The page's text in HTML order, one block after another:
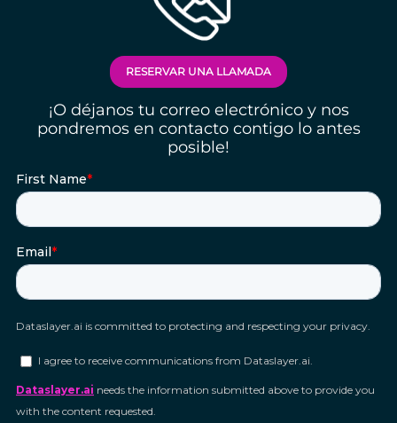
RESERVAR UNA LLAMADA
¡O déjanos tu correo electrónico y nos
pondremos en contacto contigo lo antes
posible!